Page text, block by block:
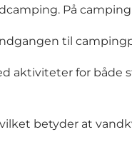
På
til
aktiviteter for både
betyder at